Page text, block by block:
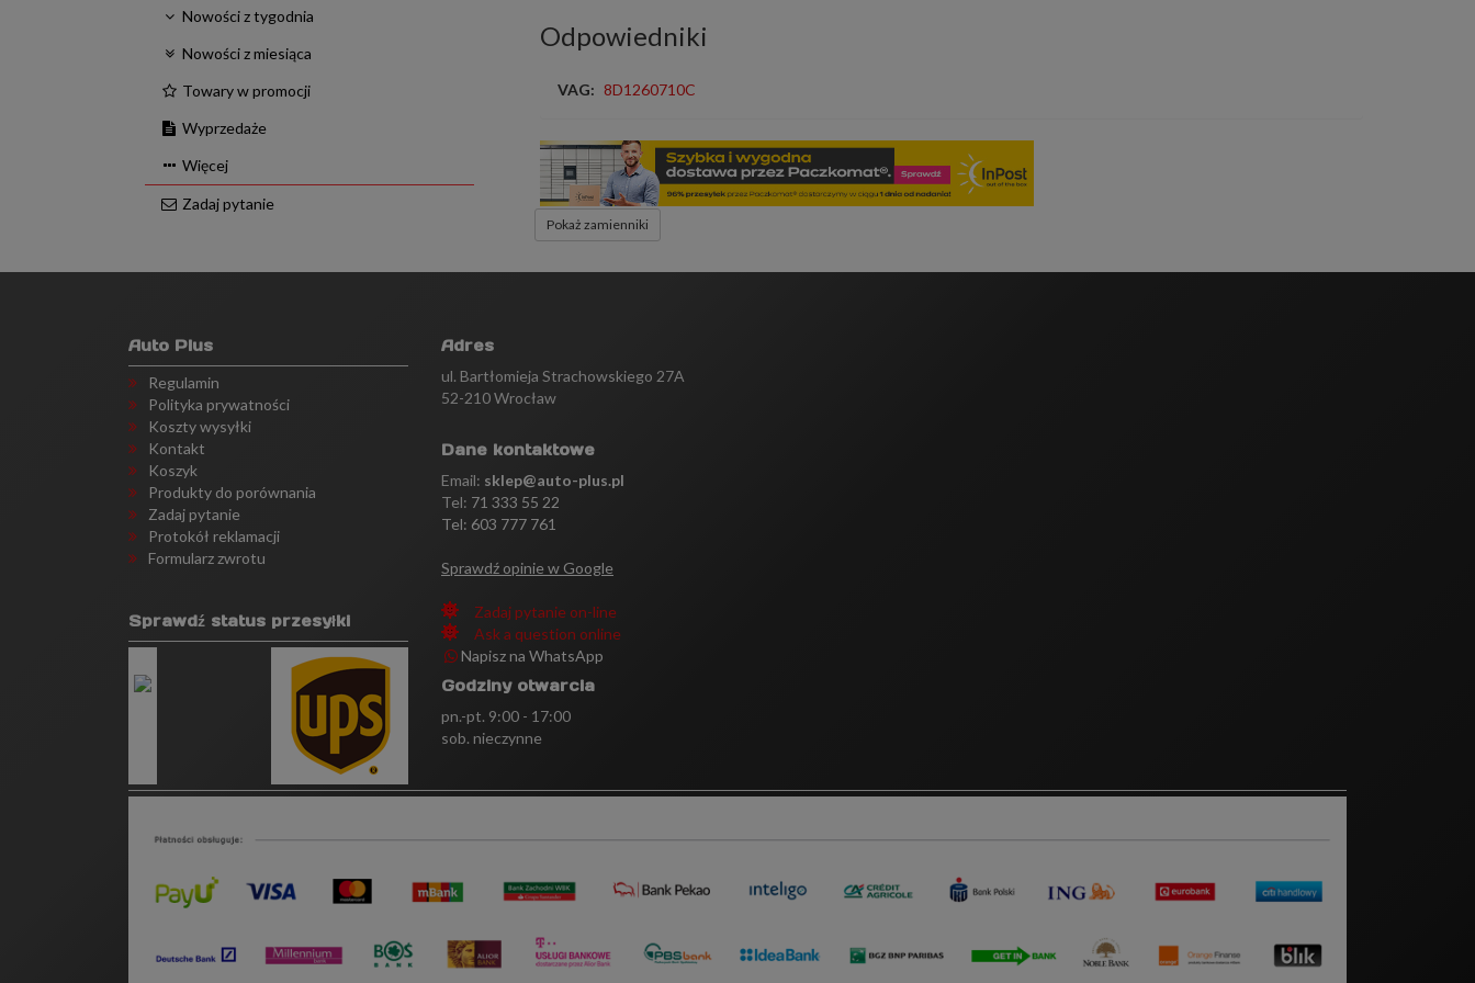
Nowości z tygodnia
Nowości z miesiąca
Towary w promocji
Wyprzedaże
Więcej
Zadaj pytanie
Odpowiedniki
VAG: 8D1260710C
Pokaż zamienniki
Auto Plus
Regulamin
Polityka prywatności
Koszty wysyłki
Kontakt
Koszyk
Produkty do porównania
Zadaj pytanie
Protokół reklamacji
Formularz zwrotu
Sprawdź status przesyłki
Adres
ul. Bartłomieja Strachowskiego 27A
52-210 Wrocław
Dane kontaktowe
Email: sklep@auto-plus.pl
Tel: 71 333 55 22
Tel: 603 777 761
Sprawdź opinie w Google
Zadaj pytanie on-line
Ask a question online
Napisz na WhatsApp
Godziny otwarcia
pn.-pt. 9:00 - 17:00
sob. nieczynne